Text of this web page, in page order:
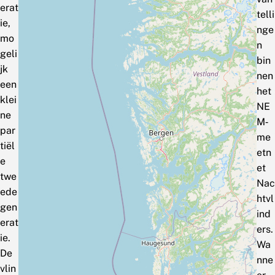
erat
ie,
mo
geli
jk
een
klei
ne
par
tiël
e
twe
ede
gen
erat
ie.
De
vlin
telli
nge
n
bin
nen
het
NE
M‑
me
etn
et
Nac
htvl
ind
ers.
Wa
nne